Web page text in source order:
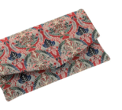
ハンドバッグ
ショルダーバ